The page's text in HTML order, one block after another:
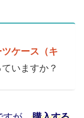
ケース（キ
いますか？